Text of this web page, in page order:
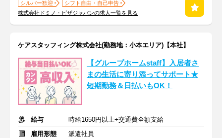
シルバー歓迎
シフト自由・自己申告
株式会社ドミノ・ピザジャパンの求人一覧を見る
ケアスタッフィング株式会社(勤務地：小本エリア)【本社】
【グループホームstaff】入居者さ
まの生活に寄り添ってサポート★
短期勤務＆日払いもOK！
給与
時給1650円以上+交通費全額支給
雇用形態
派遣社員